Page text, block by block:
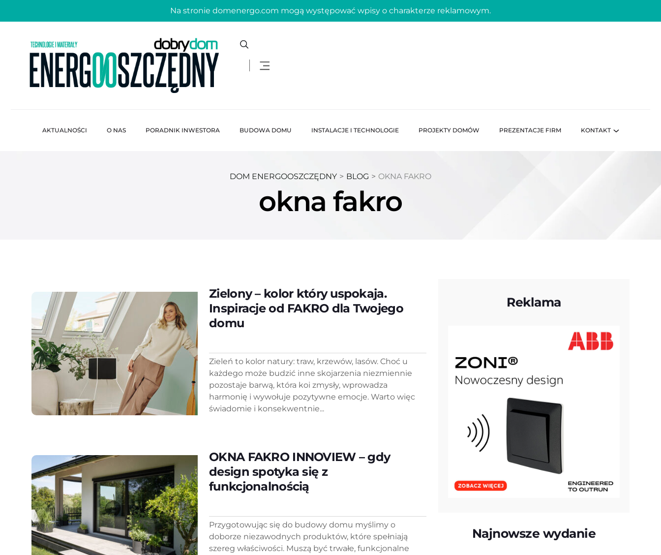
Na stronie domenergo.com mogą występować wpisy o charakterze reklamowym.
AKTUALNOŚCI O NAS PORADNIK INWESTORA BUDOWA DOMU INSTALACJE I TECHNOLOGIE PROJEKTY DOMÓW PREZENTACJE FIRM KONTAKT
DOM ENERGOOSZCZĘDNY > BLOG > OKNA FAKRO
okna fakro
Zielony – kolor który uspokaja.
Inspiracje od FAKRO dla Twojego
domu
Zieleń to kolor natury: traw, krzewów, lasów. Choć u
każdego może budzić inne skojarzenia niezmiennie
pozostaje barwą, która koi zmysły, wprowadza
harmonię i wywołuje pozytywne emocje. Warto więc
świadomie i konsekwentnie...
OKNA FAKRO INNOVIEW – gdy
design spotyka się z
funkcjonalnością
Przygotowując się do budowy domu myślimy o
doborze niezawodnych produktów, które spełniają
szereg właściwości. Muszą być trwałe, funkcjonalne
Reklama
Najnowsze wydanie